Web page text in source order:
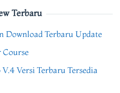
Terbaru
Download Terbaru Update
Course
Versi Terbaru Tersedia